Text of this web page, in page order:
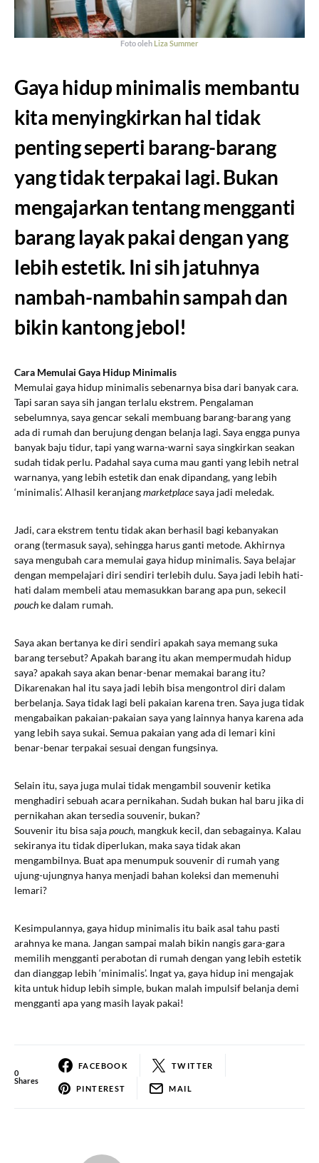
Foto olehLiza Summer
Gaya hidup minimalis membantu
kita menyingkirkan hal tidak
penting seperti barang-barang
yang tidak terpakai lagi. Bukan
mengajarkan tentang mengganti
barang layak pakai dengan yang
lebih estetik. Ini sih jatuhnya
nambah-nambahin sampah dan
bikin kantong jebol!
Cara Memulai Gaya Hidup Minimalis
Memulai gaya hidup minimalis sebenarnya bisa dari banyak cara.
Tapi saran saya sih jangan terlalu ekstrem. Pengalaman
sebelumnya, saya gencar sekali membuang barang-barang yang
ada di rumah dan berujung dengan belanja lagi. Saya engga punya
banyak baju tidur, tapi yang warna-warni saya singkirkan seakan
sudah tidak perlu. Padahal saya cuma mau ganti yang lebih netral
warnanya, yang lebih estetik dan enak dipandang, yang lebih
‘minimalis’. Alhasil keranjangmarketplacesaya jadi meledak.
Jadi, cara ekstrem tentu tidak akan berhasil bagi kebanyakan
orang (termasuk saya), sehingga harus ganti metode. Akhirnya
saya mengubah cara memulai gaya hidup minimalis. Saya belajar
dengan mempelajari diri sendiri terlebih dulu. Saya jadi lebih hati-
hati dalam membeli atau memasukkan barang apa pun, sekecil
pouch ke dalam rumah.
Saya akan bertanya ke diri sendiri apakah saya memang suka
barang tersebut? Apakah barang itu akan mempermudah hidup
saya? apakah saya akan benar-benar memakai barang itu?
Dikarenakan hal itu saya jadi lebih bisa mengontrol diri dalam
berbelanja. Saya tidak lagi beli pakaian karena tren. Saya juga tidak
mengabaikan pakaian-pakaian saya yang lainnya hanya karena ada
yang lebih saya sukai. Semua pakaian yang ada di lemari kini
benar-benar terpakai sesuai dengan fungsinya.
Selain itu, saya juga mulai tidak mengambil souvenir ketika
menghadiri sebuah acara pernikahan. Sudah bukan hal baru jika di
pernikahan akan tersedia souvenir, bukan?
Souvenir itu bisa sajapouch, mangkuk kecil, dan sebagainya. Kalau
sekiranya itu tidak diperlukan, maka saya tidak akan
mengambilnya. Buat apa menumpuk souvenir di rumah yang
ujung-ujungnya hanya menjadi bahan koleksi dan memenuhi
lemari?
Kesimpulannya, gaya hidup minimalis itu baik asal tahu pasti
arahnya ke mana. Jangan sampai malah bikin nangis gara-gara
memilih mengganti perabotan di rumah dengan yang lebih estetik
dan dianggap lebih ‘minimalis’. Ingat ya, gaya hidup ini mengajak
kita untuk hidup lebih simple, bukan malah impulsif belanja demi
mengganti apa yang masih layak pakai!
0
Shares
FACEBOOK TWITTER
PINTEREST MAIL